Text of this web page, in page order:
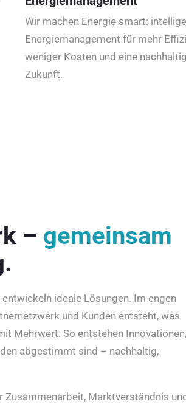
Wir machen Energie smart:
Energiemanagement für mehr
weniger Kosten und eine
Zukunft.
– gemeinsam
ideale Lösungen. Im engen
und Kunden entsteht, was
Mehrwert. So entstehen Innovationen,
abgestimmt sind – nachhaltig,
Zusammenarbeit, Marktverständnis und